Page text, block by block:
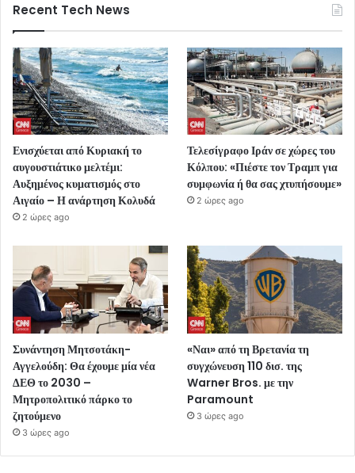
Recent Tech News
Ενισχύεται από Κυριακή το
αυγουστιάτικο μελτέμι:
Αυξημένος κυματισμός στο
Αιγαίο – Η ανάρτηση Κολυδά
2 ώρες ago
Τελεσίγραφο Ιράν σε χώρες του
Κόλπου: «Πιέστε τον Τραμπ για
συμφωνία ή θα σας χτυπήσουμε»
2 ώρες ago
Συνάντηση Μητσοτάκη-
Αγγελούδη: Θα έχουμε μία νέα
ΔΕΘ το 2030 –
Μητροπολιτικό πάρκο το
ζητούμενο
3 ώρες ago
«Ναι» από τη Βρετανία τη
συγχώνευση 110 δισ. της
Warner Bros. με την
Paramount
3 ώρες ago